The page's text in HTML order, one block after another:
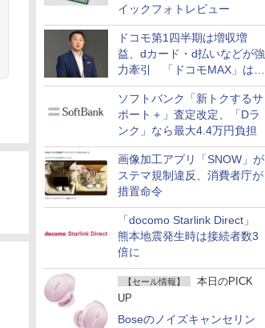
イックフォトレビュー
ドコモ第1四半期は増収増
益、dカード・d払いなどが強
力牽引 「ドコモMAX」は
400万契約突破
ソフトバンク「新トクするサ
ポート＋」査定改定、「Dラ
ンク」なら最大4.4万円負担
画像加工アプリ「SNOW」が
ステマ規制違反、消費者庁が
措置命令
「docomo Starlink Direct」
熊本地震発生時は接続者数3
倍に
【セール情報】
本日のPICK
UP
Boseのノイズキャンセリン